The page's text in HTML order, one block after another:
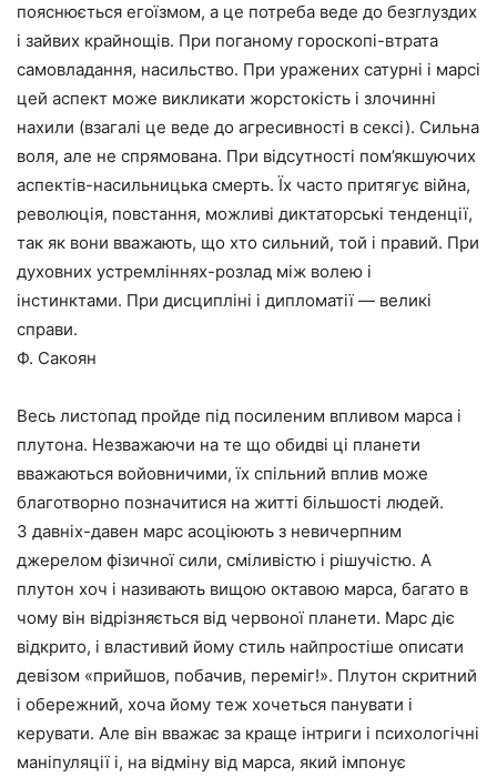
пояснюється егоїзмом, а це потреба веде до безглуздих
і зайвих крайнощів. При поганому гороскопі-втрата
самовладання, насильство. При уражених сатурні і марсі
цей аспект може викликати жорстокість і злочинні
нахили (взагалі це веде до агресивності в сексі). Сильна
воля, але не спрямована. При відсутності пом’якшуючих
аспектів-насильницька смерть. Їх часто притягує війна,
революція, повстання, можливі диктаторські тенденції,
так як вони вважають, що хто сильний, той і правий. При
духовних устремліннях-розлад між волею і
інстинктами. При дисципліні і дипломатії — великі
справи.
Ф. Сакоян
Весь листопад пройде під посиленим впливом марса і
плутона. Незважаючи на те що обидві ці планети
вважаються войовничими, їх спільний вплив може
благотворно позначитися на житті більшості людей.
З давніх-давен марс асоціюють з невичерпним
джерелом фізичної сили, сміливістю і рішучістю. А
плутон хоч і називають вищою октавою марса, багато в
чому він відрізняється від червоної планети. Марс діє
відкрито, і властивий йому стиль найпростіше описати
девізом «прийшов, побачив, переміг!». Плутон скритний
і обережний, хоча йому теж хочеться панувати і
керувати. Але він вважає за краще інтриги і психологічні
маніпуляції і, на відміну від марса, який імпонує